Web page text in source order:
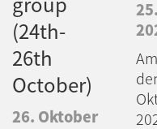
(24th-
26th
October)
26. Oktober